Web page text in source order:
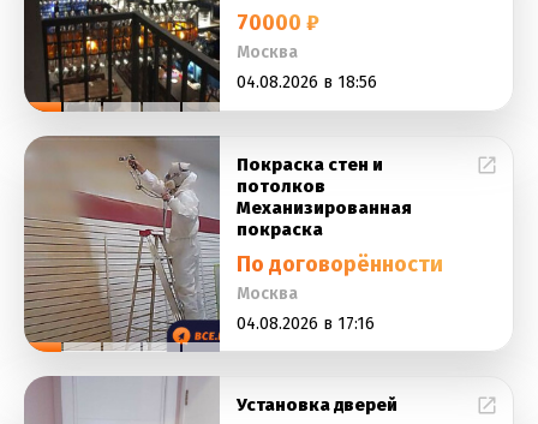
70000 ₽
Москва
04.08.2026 в 18:56
Покраска стен и
потолков
Механизированная
покраска
По договорённости
Москва
04.08.2026 в 17:16
Установка дверей